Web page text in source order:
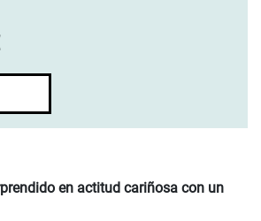
en actitud cariñosa con un